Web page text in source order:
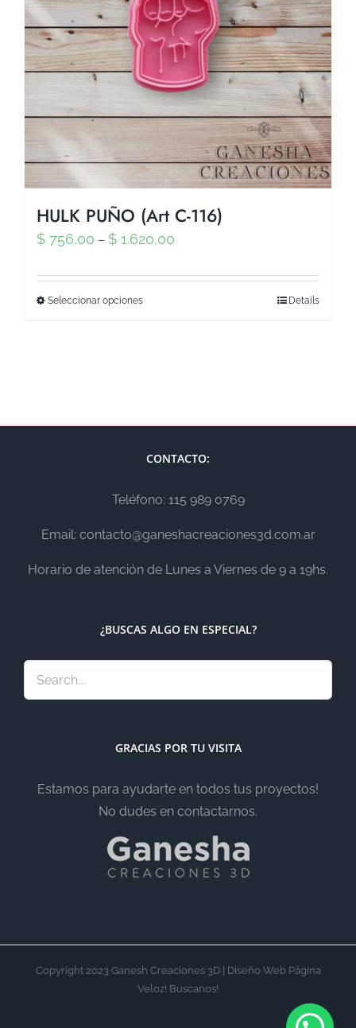
HULK PUÑO (Art C-116)
$ 756,00 – $ 1.620,00
Seleccionar opciones Details
CONTACTO:
Teléfono: 115 989 0769
Email: contacto@ganeshacreaciones3d.com.ar
Horario de atención de Lunes a Viernes de 9 a 19hs.
¿BUSCAS ALGO EN ESPECIAL?
GRACIAS POR TU VISITA
Estamos para ayudarte en todos tus proyectos!
No dudes en contactarnos.
Copyright 2023 Ganesh Creaciones 3D | Diseño Web Página
Veloz! Buscanos!